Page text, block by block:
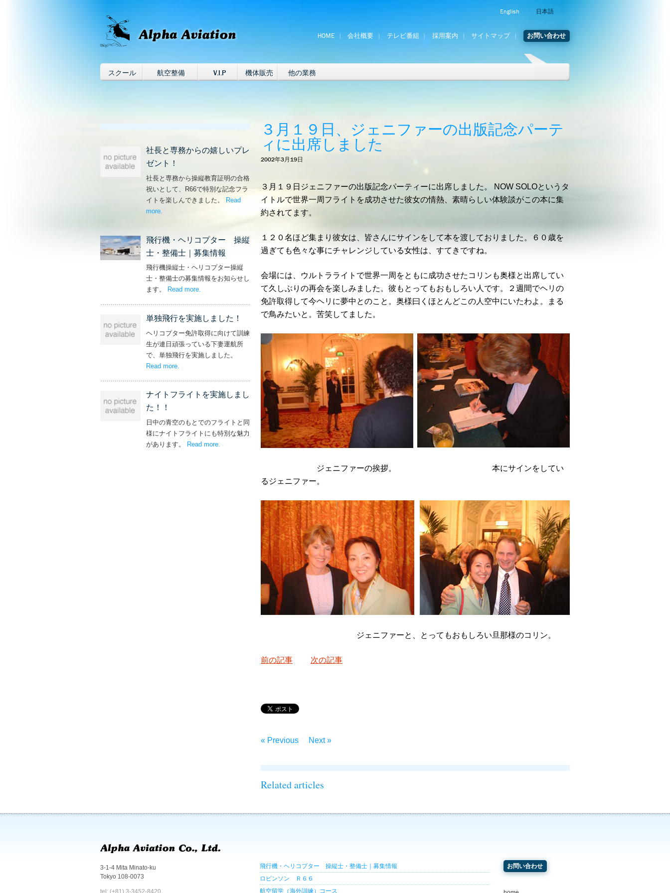
English 日本語
HOME 会社概要 テレビ番組 採用案内 サイトマップ お問い合わせ
スクール 航空整備 V.I.P 機体販売 他の業務
３月１９日、ジェニファーの出版記念パーテ
ィに出席しました
2002年3月19日
３月１９日ジェニファーの出版記念パーティーに出席しました。 NOW SOLOというタ
イトルで世界一周フライトを成功させた彼女の情熱、素晴らしい体験談がこの本に集
約されてます。
１２０名ほど集まり彼女は、皆さんにサインをして本を渡しておりました。６０歳を
過ぎても色々な事にチャレンジしている女性は、すてきですね。
会場には、ウルトラライトで世界一周をともに成功させたコリンも奥様と出席してい
て久しぶりの再会を楽しみました。彼もとってもおもしろい人です。２週間でヘリの
免許取得して今ヘリに夢中とのこと。奥様曰くほとんどこの人空中にいたわよ。まる
で鳥みたいと。苦笑してました。
ジェニファーの挨拶。 本にサインをしてい
るジェニファー。
ジェニファーと、とってもおもしろい旦那様のコリン。
前の記事 次の記事
« Previous Next »
社長と専務からの嬉しいプレ
ゼント！
社長と専務から操縦教育証明の合格
祝いとして、R66で特別な記念フラ
イトを楽しんできました。
Read
more – ‘社長と専務からの嬉しいプレゼント！’
飛行機・ヘリコプター 操縦
士・整備士｜募集情報
飛行機操縦士・ヘリコプター操縦
士・整備士の募集情報をお知らせし
ます。
Read more– ‘飛行機・ヘリコプター 操縦士・整備士｜募集情報’
.
単独飛行を実施しました！
ヘリコプター免許取得に向けて訓練
生が連日頑張っている下妻運航所
で、単独飛行を実施しました。
Read more
ナイトフライトを実施しまし
た！！
日中の青空のもとでのフライトと同
様にナイトフライトにも特別な魅力
があります。
Read more– ‘ナイトフライトを実施しました！！’
.
Related articles
3-1-4 Mita Minato-ku
Tokyo 108-0073
tel: (+81) 3-3452-8420
飛行機・ヘリコプター 操縦士・整備士｜募集情報
ロビンソン Ｒ６６
航空留学（海外訓練）コース
お問い合わせ